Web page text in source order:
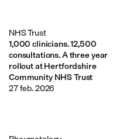
1,000 clinicians. 12,500
consultations. A three year
rollout at Hertfordshire
Community NHS Trust
NHS Trust
27 feb. 2026